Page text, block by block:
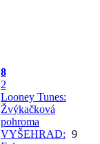
8
2
Looney Tunes:
Žvýkačková
pohroma
VYŠEHRAD: 9